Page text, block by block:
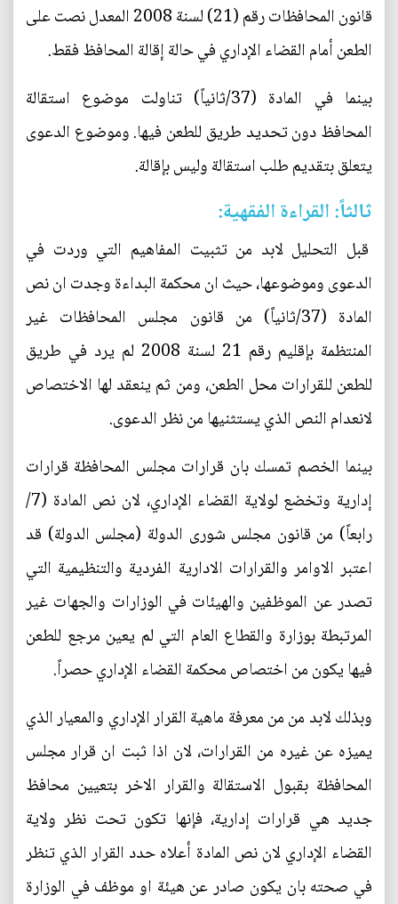
قانون المحافظات رقم (21) لسنة 2008 المعدل نصت على
الطعن أمام القضاء الإداري في حالة إقالة المحافظ فقط.
بينما في المادة (37/ثانياً) تناولت موضوع استقالة
المحافظ دون تحديد طريق للطعن فيها. وموضوع الدعوى
يتعلق بتقديم طلب استقالة وليس بإقالة.
ثالثاً: القراءة الفقهية:
قبل التحليل لابد من تثبيت المفاهيم التي وردت في
الدعوى وموضوعها، حيث ان محكمة البداءة وجدت ان نص
المادة (37/ثانياً) من قانون مجلس المحافظات غير
المنتظمة بإقليم رقم 21 لسنة 2008 لم يرد في طريق
للطعن للقرارات محل الطعن، ومن ثم ينعقد لها الاختصاص
لانعدام النص الذي يستثنيها من نظر الدعوى.
بينما الخصم تمسك بان قرارات مجلس المحافظة قرارات
إدارية وتخضع لولاية القضاء الإداري، لان نص المادة (7/
رابعاً) من قانون مجلس شورى الدولة (مجلس الدولة) قد
اعتبر الاوامر والقرارات الادارية الفردية والتنظيمية التي
تصدر عن الموظفين والهيئات في الوزارات والجهات غير
المرتبطة بوزارة والقطاع العام التي لم يعين مرجع للطعن
فيها يكون من اختصاص محكمة القضاء الإداري حصراً.
وبذلك لابد من من معرفة ماهية القرار الإداري والمعيار الذي
يميزه عن غيره من القرارات، لان اذا ثبت ان قرار مجلس
المحافظة بقبول الاستقالة والقرار الاخر بتعيين محافظ
جديد هي قرارات إدارية، فإنها تكون تحت نظر ولاية
القضاء الإداري لان نص المادة أعلاه حدد القرار الذي تنظر
في صحته بان يكون صادر عن هيئة او موظف في الوزارة